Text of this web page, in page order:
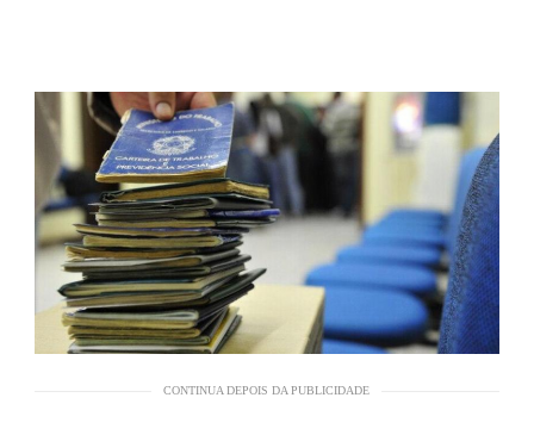
CONTINUA DEPOIS DA PUBLICIDADE